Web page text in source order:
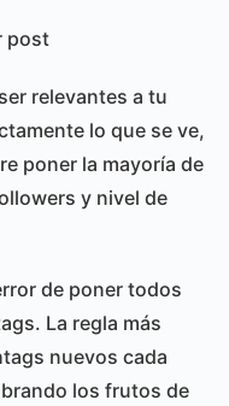
post
relevantes a tu
lo que se ve,
poner la mayoría de
y nivel de
de poner todos
La regla más
nuevos cada
los frutos de